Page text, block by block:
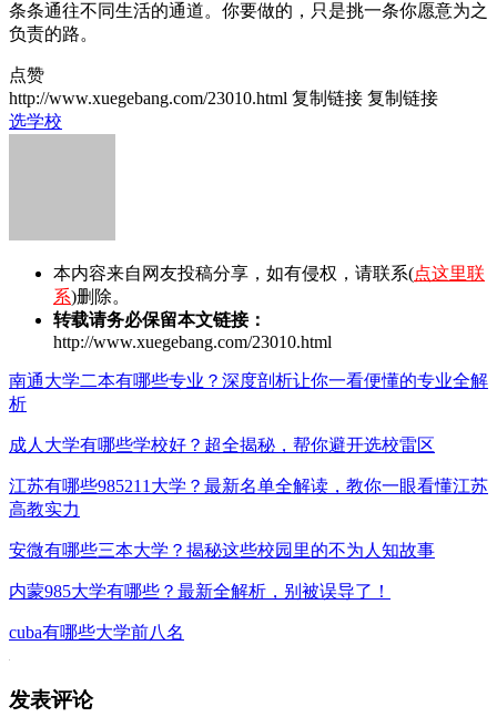
条条通往不同生活的通道。你要做的，只是挑一条你愿意为之
负责的路。
点赞
http://www.xuegebang.com/23010.html 复制链接 复制链接
选学校
本内容来自网友投稿分享，如有侵权，请联系(点这里联
系)删除。
转载请务必保留本文链接：
http://www.xuegebang.com/23010.html
南通大学二本有哪些专业？深度剖析让你一看便懂的专业全解
析
成人大学有哪些学校好？超全揭秘，帮你避开选校雷区
江苏有哪些985211大学？最新名单全解读，教你一眼看懂江苏
高教实力
安微有哪些三本大学？揭秘这些校园里的不为人知故事
内蒙985大学有哪些？最新全解析，别被误导了！
cuba有哪些大学前八名
发表评论